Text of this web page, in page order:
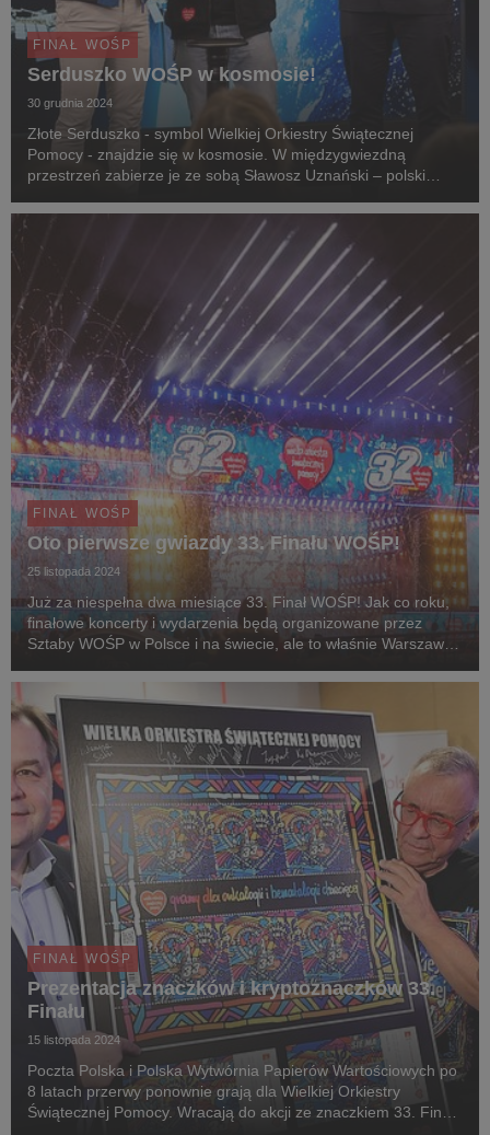
FINAŁ WOŚP
Serduszko WOŚP w kosmosie!
30 grudnia 2024
Złote Serduszko - symbol Wielkiej Orkiestry Świątecznej
Pomocy - znajdzie się w kosmosie. W międzygwiezdną
przestrzeń zabierze je ze sobą Sławosz Uznański – polski
Międzynarodową Stację Kosmiczną. 30 grudnia przy udziale
FINAŁ WOŚP
Oto pierwsze gwiazdy 33. Finału WOŚP!
25 listopada 2024
Już za niespełna dwa miesiące 33. Finał WOŚP! Jak co roku,
finałowe koncerty i wydarzenia będą organizowane przez
Sztaby WOŚP w Polsce i na świecie, ale to właśnie Warszawa
pierwsze trzy gwiazdy, które wystąpią ...
FINAŁ WOŚP
Prezentacja znaczków i kryptoznaczków 33.
Finału
15 listopada 2024
Poczta Polska i Polska Wytwórnia Papierów Wartościowych po
8 latach przerwy ponownie grają dla Wielkiej Orkiestry
Świątecznej Pomocy. Wracają do akcji ze znaczkiem 33. Finału